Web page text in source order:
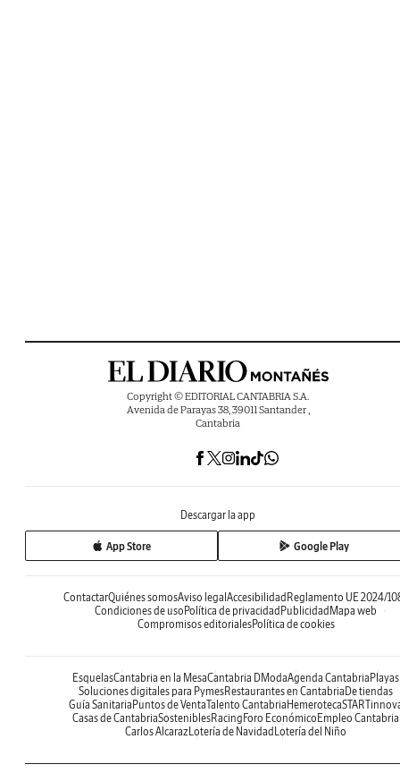
Copyright © EDITORIAL CANTABRIA S.A.
Avenida de Parayas 38, 39011 Santander ,
Cantabria
Descargar la app
App Store Google Play
ContactarQuiénes somosAviso legal Accesibilidad Reglamento UE 2024/
Condiciones de uso Política de privacidad Publicidad Mapa web
Compromisos editorialesPolítica de cookies
EsquelasCantabria en la MesaCantabria DModaAgenda Cantabria Playas
Soluciones digitales para PymesRestaurantes en Cantabria De tiendas
Guía Sanitaria Puntos de VentaTalento Cantabria Hemeroteca
Casas de CantabriaSosteniblesRacing Foro Económico Empleo Cantabria
Carlos AlcarazLotería de Navidad Lotería del Niño